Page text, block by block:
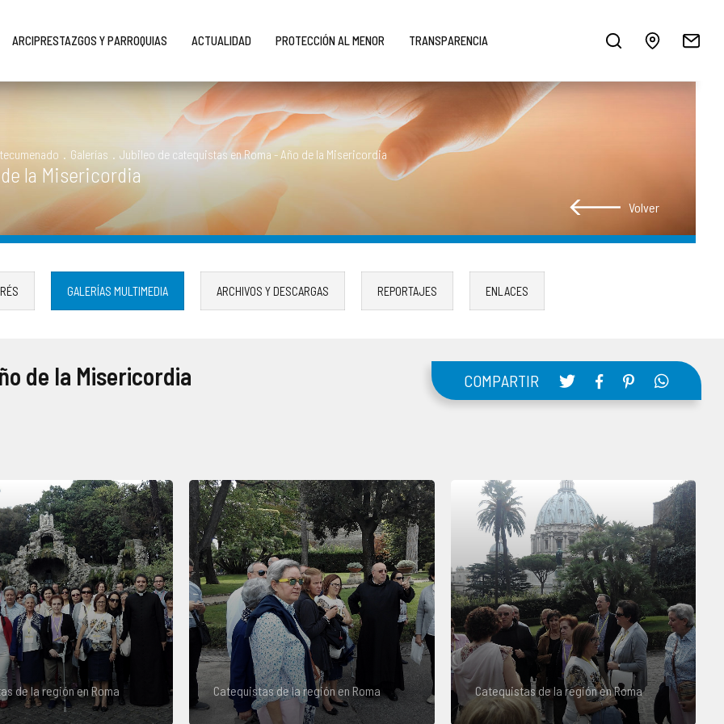
ARCIPRESTAZGOS Y PARROQUIAS ACTUALIDAD PROTECCIÓN AL MENOR TRANSPARENCIA
. Galerías . Jubileo de catequistas en Roma - Año de la Misericordia
la Misericordia
Volver
GALERÍAS MULTIMEDIA ARCHIVOS Y DESCARGAS REPORTAJES ENLACES
de la Misericordia
COMPARTIR
de la región en Roma Catequistas de la región en Roma Catequistas de la región en Roma